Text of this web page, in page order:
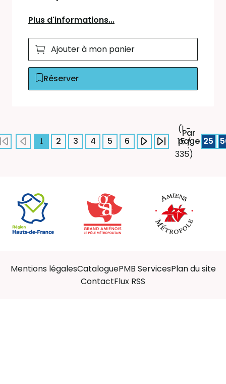
Plus d'informations...
Ajouter à mon panier
Réserver
1 2 3 4 5 6
(1 -
15 /
335)
Par
page
:
25
Mentions légalesCataloguePMB ServicesPlan du site
ContactFlux RSS